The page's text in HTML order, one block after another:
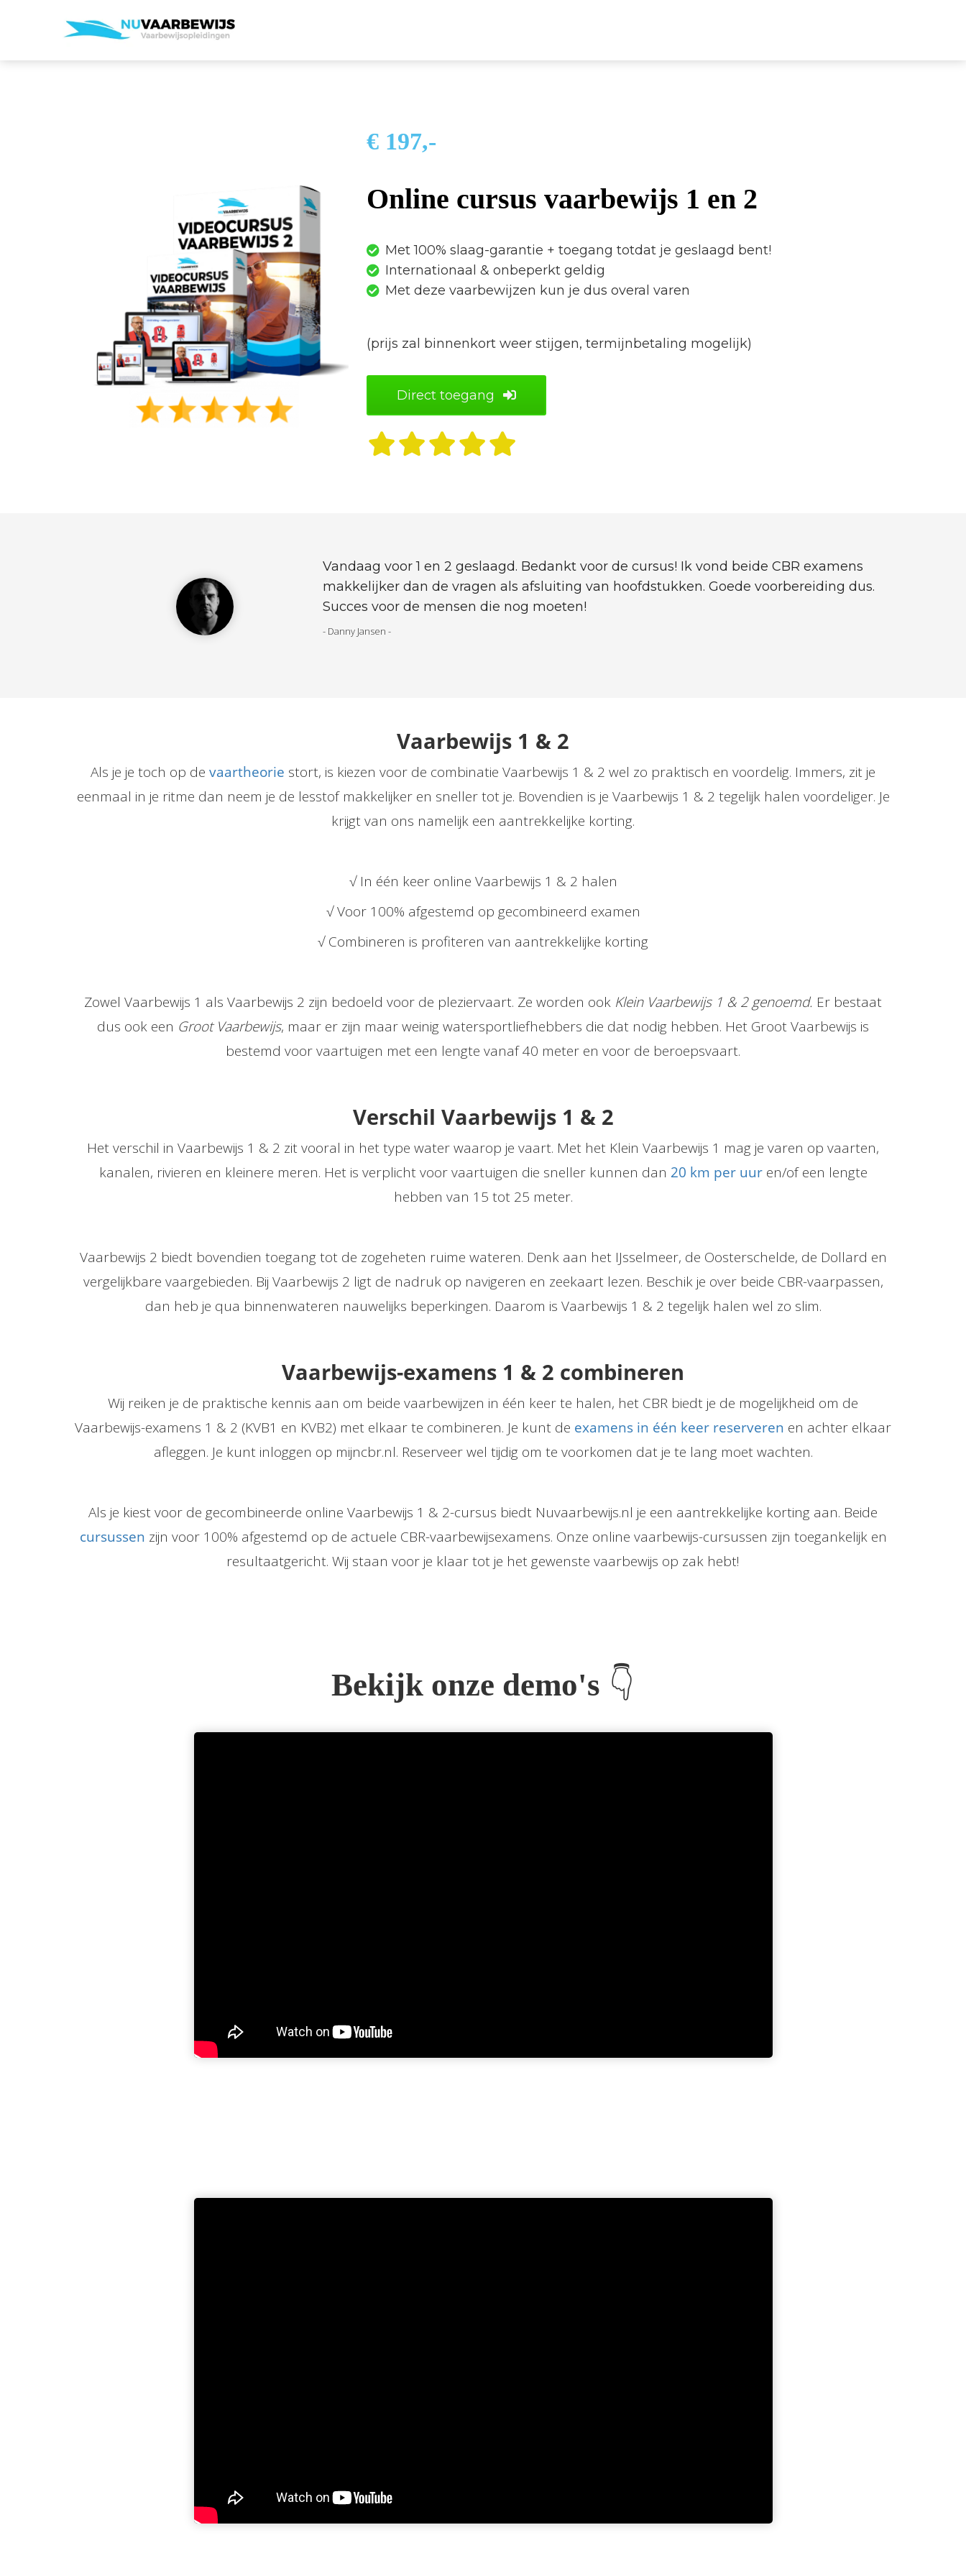
€ 197,-
Online cursus vaarbewijs 1 en 2
Met 100% slaag-garantie + toegang totdat je geslaagd bent!
Internationaal & onbeperkt geldig
Met deze vaarbewijzen kun je dus overal varen
(prijs zal binnenkort weer stijgen, termijnbetaling mogelijk)
Direct toegang
Vandaag voor 1 en 2 geslaagd. Bedankt voor de cursus! Ik vond beide CBR examens
makkelijker dan de vragen als afsluiting van hoofdstukken. Goede voorbereiding dus.
Succes voor de mensen die nog moeten!
- Danny Jansen -
Vaarbewijs 1 & 2
Als je je toch op de vaartheorie stort, is kiezen voor de combinatie Vaarbewijs 1 & 2 wel zo praktisch en voordelig. Immers, zit je
eenmaal in je ritme dan neem je de lesstof makkelijker en sneller tot je. Bovendien is je Vaarbewijs 1 & 2 tegelijk halen voordeliger. Je
krijgt van ons namelijk een aantrekkelijke korting.
√ In één keer online Vaarbewijs 1 & 2 halen
√ Voor 100% afgestemd op gecombineerd examen
√ Combineren is profiteren van aantrekkelijke korting
Zowel Vaarbewijs 1 als Vaarbewijs 2 zijn bedoeld voor de pleziervaart. Ze worden ook Klein Vaarbewijs 1 & 2 genoemd. Er bestaat
dus ook een Groot Vaarbewijs, maar er zijn maar weinig watersportliefhebbers die dat nodig hebben. Het Groot Vaarbewijs is
bestemd voor vaartuigen met een lengte vanaf 40 meter en voor de beroepsvaart.
Verschil Vaarbewijs 1 & 2
Het verschil in Vaarbewijs 1 & 2 zit vooral in het type water waarop je vaart. Met het Klein Vaarbewijs 1 mag je varen op vaarten,
kanalen, rivieren en kleinere meren. Het is verplicht voor vaartuigen die sneller kunnen dan 20 km per uur en/of een lengte
hebben van 15 tot 25 meter.
Vaarbewijs 2 biedt bovendien toegang tot de zogeheten ruime wateren. Denk aan het IJsselmeer, de Oosterschelde, de Dollard en
vergelijkbare vaargebieden. Bij Vaarbewijs 2 ligt de nadruk op navigeren en zeekaart lezen. Beschik je over beide CBR-vaarpassen,
dan heb je qua binnenwateren nauwelijks beperkingen. Daarom is Vaarbewijs 1 & 2 tegelijk halen wel zo slim.
Vaarbewijs-examens 1 & 2 combineren
Wij reiken je de praktische kennis aan om beide vaarbewijzen in één keer te halen, het CBR biedt je de mogelijkheid om de
Vaarbewijs-examens 1 & 2 (KVB1 en KVB2) met elkaar te combineren. Je kunt de examens in één keer reserveren en achter elkaar
afleggen. Je kunt inloggen op mijncbr.nl. Reserveer wel tijdig om te voorkomen dat je te lang moet wachten.
Als je kiest voor de gecombineerde online Vaarbewijs 1 & 2-cursus biedt Nuvaarbewijs.nl je een aantrekkelijke korting aan. Beide
cursussen zijn voor 100% afgestemd op de actuele CBR-vaarbewijsexamens. Onze online vaarbewijs-cursussen zijn toegankelijk en
resultaatgericht. Wij staan voor je klaar tot je het gewenste vaarbewijs op zak hebt!
Bekijk onze demo's 👇